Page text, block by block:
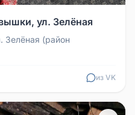
ул. Зелёная
Зелёная (район
из VK